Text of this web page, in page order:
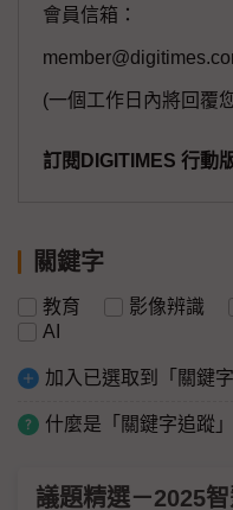
會員信箱：
(一個工作日內將回覆
訂閱DIGITIMES 行動
關鍵字
教育 影像辨識
AI
加入已選取到「關鍵字
什麼是「關鍵字追蹤」
議題精選－2025